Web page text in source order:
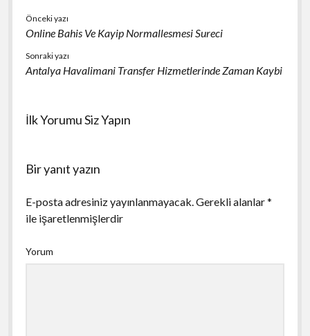
Önceki yazı
Online Bahis Ve Kayip Normallesmesi Sureci
Sonraki yazı
Antalya Havalimani Transfer Hizmetlerinde Zaman Kaybi
İlk Yorumu Siz Yapın
Bir yanıt yazın
E-posta adresiniz yayınlanmayacak.Gerekli alanlar*
ile işaretlenmişlerdir
Yorum